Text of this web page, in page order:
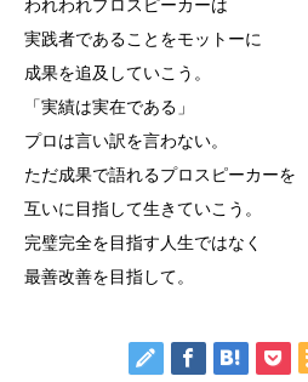
われわれプロスピーカーは
実践者であることをモットーに
成果を追及していこう。
「実績は実在である」
プロは言い訳を言わない。
ただ成果で語れるプロスピーカーを
互いに目指して生きていこう。
完璧完全を目指す人生ではなく
最善改善を目指して。